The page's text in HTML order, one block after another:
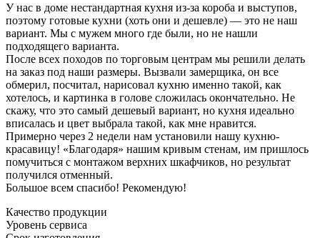
У нас в доме нестандартная кухня из-за короба и выступов,
поэтому готовые кухни (хоть они и дешевле) — это не наш
вариант. Мы с мужем много где были, но не нашли
подходящего варианта.
После всех походов по торговым центрам мы решили делать
на заказ под наши размеры. Вызвали замерщика, он все
обмерил, посчитал, нарисовал кухню именно такой, как
хотелось, и картинка в голове сложилась окончательно. Не
скажу, что это самый дешевый вариант, но кухня идеально
вписалась и цвет выбрала такой, как мне нравится.
Примерно через 2 недели нам установили нашу кухню-
красавицу! «Благодаря» нашим кривым стенам, им пришлось
помучиться с монтажом верхних шкафчиков, но результат
получился отменный.
Большое всем спасибо! Рекомендую!
Качество продукции
Уровень сервиса